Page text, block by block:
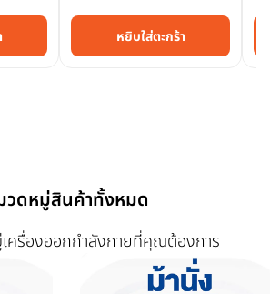
หยิบใส่ตะกร้า
วดหมู่สินค้าทั้งหมด
ครื่องออกกำลังกายที่คุณต้องการ